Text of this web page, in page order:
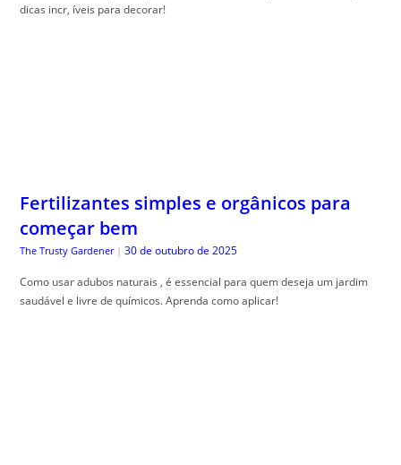
dicas incr, íveis para decorar!
Fertilizantes simples e orgânicos para
começar bem
The Trusty Gardener | 30 de outubro de 2025
Como usar adubos naturais , é essencial para quem deseja um jardim
saudável e livre de químicos. Aprenda como aplicar!